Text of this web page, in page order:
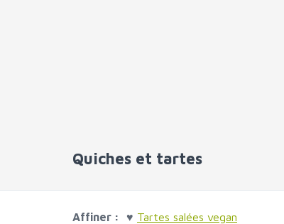
Quiches et tartes
Affiner : ♥ Tartes salées vegan